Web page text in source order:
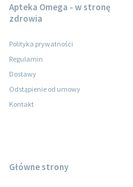
Apteka Omega - w stronę
zdrowia
Polityka prywatności
Regulamin
Dostawy
Odstąpienie od umowy
Kontakt
Główne strony